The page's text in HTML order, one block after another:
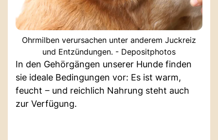
Ohrmilben verursachen unter anderem Juckreiz
und Entzündungen. - Depositphotos
In den Gehörgängen unserer Hunde finden
sie ideale Bedingungen vor: Es ist warm,
feucht ‒ und reichlich Nahrung steht auch
zur Verfügung.